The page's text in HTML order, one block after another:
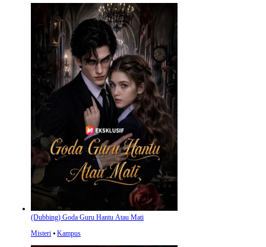
(Dubbing) Goda Guru Hantu Atau Mati
Misteri ⦁ Kampus